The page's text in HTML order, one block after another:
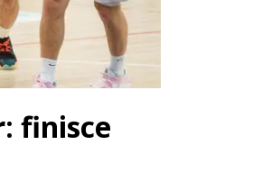
finisce